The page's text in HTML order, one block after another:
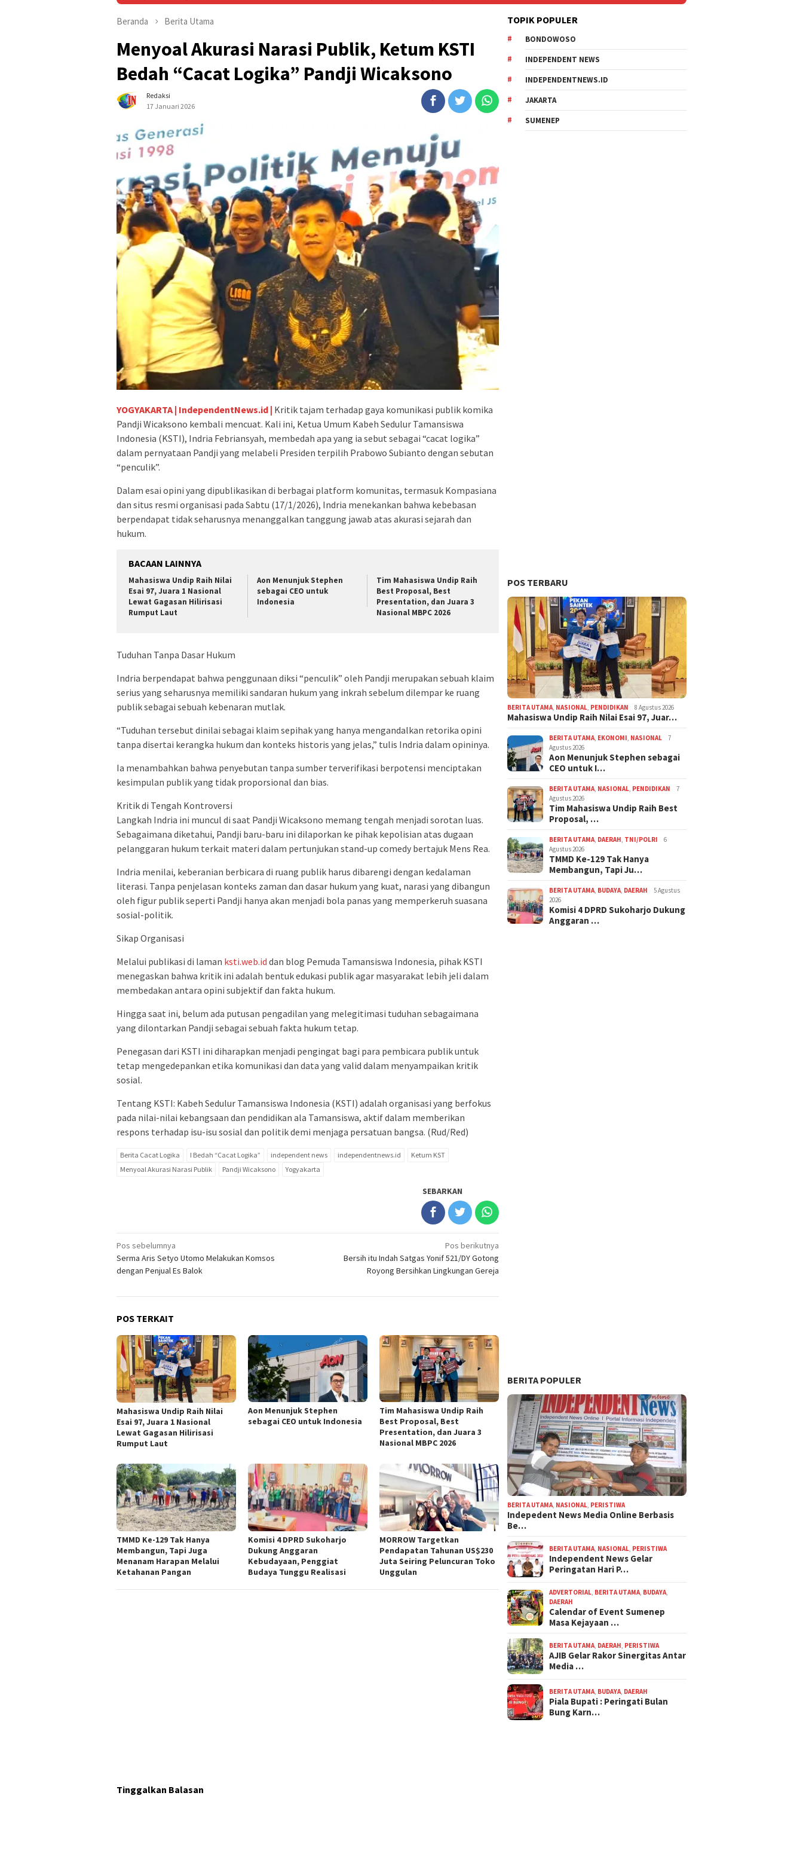
Beranda Berita Utama
Menyoal Akurasi Narasi Publik, Ketum KSTI
Bedah “Cacat Logika” Pandji Wicaksono
Redaksi
17 Januari 2026
YOGYAKARTA | IndependentNews.id | Kritik tajam terhadap gaya komunikasi publik komika
Pandji Wicaksono kembali mencuat. Kali ini, Ketua Umum Kabeh Sedulur Tamansiswa
Indonesia (KSTI), Indria Febriansyah, membedah apa yang ia sebut sebagai “cacat logika”
dalam pernyataan Pandji yang melabeli Presiden terpilih Prabowo Subianto dengan sebutan
“penculik”.
Dalam esai opini yang dipublikasikan di berbagai platform komunitas, termasuk Kompasiana
dan situs resmi organisasi pada Sabtu (17/1/2026), Indria menekankan bahwa kebebasan
berpendapat tidak seharusnya menanggalkan tanggung jawab atas akurasi sejarah dan
hukum.
BACAAN LAINNYA
Mahasiswa Undip Raih Nilai
Esai 97, Juara 1 Nasional
Lewat Gagasan Hilirisasi
Rumput Laut
Aon Menunjuk Stephen
sebagai CEO untuk
Indonesia
Tim Mahasiswa Undip Raih
Best Proposal, Best
Presentation, dan Juara 3
Nasional MBPC 2026
Tuduhan Tanpa Dasar Hukum
Indria berpendapat bahwa penggunaan diksi “penculik” oleh Pandji merupakan sebuah klaim
serius yang seharusnya memiliki sandaran hukum yang inkrah sebelum dilempar ke ruang
publik sebagai sebuah kebenaran mutlak.
“Tuduhan tersebut dinilai sebagai klaim sepihak yang hanya mengandalkan retorika opini
tanpa disertai kerangka hukum dan konteks historis yang jelas,” tulis Indria dalam opininya.
Ia menambahkan bahwa penyebutan tanpa sumber terverifikasi berpotensi menciptakan
kesimpulan publik yang tidak proporsional dan bias.
Kritik di Tengah Kontroversi
Langkah Indria ini muncul di saat Pandji Wicaksono memang tengah menjadi sorotan luas.
Sebagaimana diketahui, Pandji baru-baru ini dilaporkan ke pihak kepolisian atas dugaan
pelanggaran hukum terkait materi dalam pertunjukan stand-up comedy bertajuk Mens Rea.
Indria menilai, keberanian berbicara di ruang publik harus dibarengi dengan kedalaman
literasi. Tanpa penjelasan konteks zaman dan dasar hukum yang kuat, narasi yang dibangun
oleh figur publik seperti Pandji hanya akan menjadi bola panas yang memperkeruh suasana
sosial-politik.
Sikap Organisasi
Melalui publikasi di laman ksti.web.id dan blog Pemuda Tamansiswa Indonesia, pihak KSTI
menegaskan bahwa kritik ini adalah bentuk edukasi publik agar masyarakat lebih jeli dalam
membedakan antara opini subjektif dan fakta hukum.
Hingga saat ini, belum ada putusan pengadilan yang melegitimasi tuduhan sebagaimana
yang dilontarkan Pandji sebagai sebuah fakta hukum tetap.
Penegasan dari KSTI ini diharapkan menjadi pengingat bagi para pembicara publik untuk
tetap mengedepankan etika komunikasi dan data yang valid dalam menyampaikan kritik
sosial.
Tentang KSTI: Kabeh Sedulur Tamansiswa Indonesia (KSTI) adalah organisasi yang berfokus
pada nilai-nilai kebangsaan dan pendidikan ala Tamansiswa, aktif dalam memberikan
respons terhadap isu-isu sosial dan politik demi menjaga persatuan bangsa. (Rud/Red)
Berita Cacat Logika I Bedah “Cacat Logika” independent news independentnews.id
Ketum KST
Menyoal Akurasi Narasi Publik
Pandji Wicaksono Yogyakarta
SEBARKAN
Navigasi
pos
Pos sebelumnya
Serma Aris Setyo Utomo Melakukan Komsos
dengan Penjual Es Balok
Pos berikutnya
Bersih itu Indah Satgas Yonif 521/DY Gotong
Royong Bersihkan Lingkungan Gereja
POS TERKAIT
Mahasiswa Undip Raih Nilai
Esai 97, Juara 1 Nasional
Lewat Gagasan Hilirisasi
Rumput Laut
Aon Menunjuk Stephen
sebagai CEO untuk Indonesia
Tim Mahasiswa Undip Raih
Best Proposal, Best
Presentation, dan Juara 3
Nasional MBPC 2026
TMMD Ke-129 Tak Hanya
Membangun, Tapi Juga
Menanam Harapan Melalui
Ketahanan Pangan
Komisi 4 DPRD Sukoharjo
Dukung Anggaran
Kebudayaan, Penggiat
Budaya Tunggu Realisasi
MORROW Targetkan
Pendapatan Tahunan US$230
Juta Seiring Peluncuran Toko
Unggulan
Tinggalkan Balasan
TOPIK POPULER
BONDOWOSO
INDEPENDENT NEWS
INDEPENDENTNEWS.ID
JAKARTA
SUMENEP
POS TERBARU
BERITA UTAMA NASIONAL PENDIDIKAN 8 Agustus 2026
Mahasiswa Undip Raih Nilai Esai 97, Juar…
BERITA UTAMA EKONOMI NASIONAL
7
Agustus 2026
Aon Menunjuk Stephen sebagai
CEO untuk I…
BERITA UTAMA NASIONAL PENDIDIKAN
7
Agustus 2026
Tim Mahasiswa Undip Raih Best
Proposal, …
BERITA UTAMA DAERAH TNI/POLRI
6
Agustus 2026
TMMD Ke-129 Tak Hanya
Membangun, Tapi Ju…
BERITA UTAMA BUDAYA DAERAH
5 Agustus
2026
Komisi 4 DPRD Sukoharjo Dukung
Anggaran …
BERITA POPULER
BERITA UTAMA NASIONAL PERISTIWA
Indepedent News Media Online Berbasis
Be…
BERITA UTAMA NASIONAL PERISTIWA
Independent News Gelar
Peringatan Hari P…
ADVERTORIAL BERITA UTAMA BUDAYA
DAERAH
Calendar of Event Sumenep
Masa Kejayaan …
BERITA UTAMA DAERAH PERISTIWA
AJIB Gelar Rakor Sinergitas Antar
Media …
BERITA UTAMA BUDAYA DAERAH
Piala Bupati : Peringati Bulan
Bung Karn…